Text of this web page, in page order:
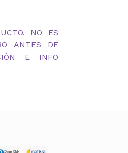
NO ES
ANTES DE
E INFO